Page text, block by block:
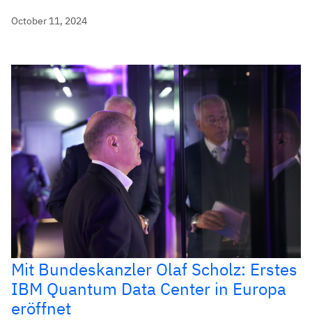
October 11, 2024
Mit Bundeskanzler Olaf Scholz: Erstes
IBM Quantum Data Center in Europa
eröffnet